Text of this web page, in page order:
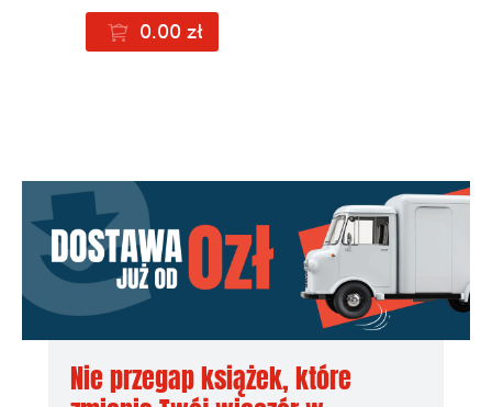
0.00 zł
Nie przegap książek, które